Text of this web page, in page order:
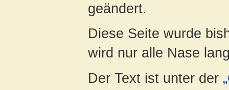
geändert.
Diese Seite wurde
wird nur alle Nase
Der Text ist unter der